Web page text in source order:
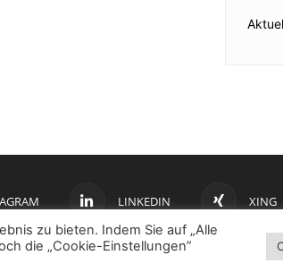
LINKEDIN XING
zu bieten. Indem Sie auf „Alle
die „Cookie-Einstellungen”